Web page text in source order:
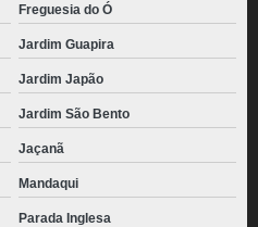
Freguesia do Ó
Jardim Guapira
Jardim Japão
Jardim São Bento
Jaçanã
Mandaqui
Parada Inglesa